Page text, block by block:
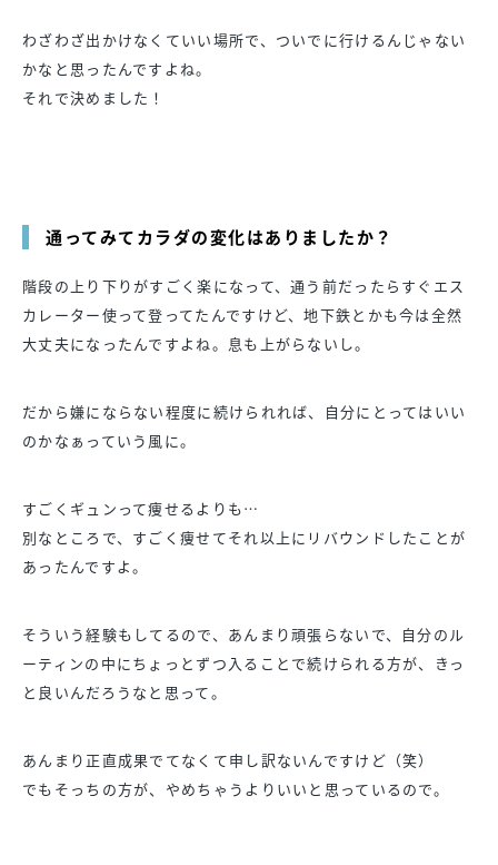
わざわざ出かけなくていい場所で、ついでに行けるんじゃない
かなと思ったんですよね。
それで決めました！
通ってみてカラダの変化はありましたか？
階段の上り下りがすごく楽になって、通う前だったらすぐエス
カレーター使って登ってたんですけど、地下鉄とかも今は全然
大丈夫になったんですよね。息も上がらないし。
だから嫌にならない程度に続けられれば、自分にとってはいい
のかなぁっていう風に。
すごくギュンって痩せるよりも…
別なところで、すごく痩せてそれ以上にリバウンドしたことが
あったんですよ。
そういう経験もしてるので、あんまり頑張らないで、自分のル
ーティンの中にちょっとずつ入ることで続けられる方が、きっ
と良いんだろうなと思って。
あんまり正直成果でてなくて申し訳ないんですけど（笑）
でもそっちの方が、やめちゃうよりいいと思っているので。